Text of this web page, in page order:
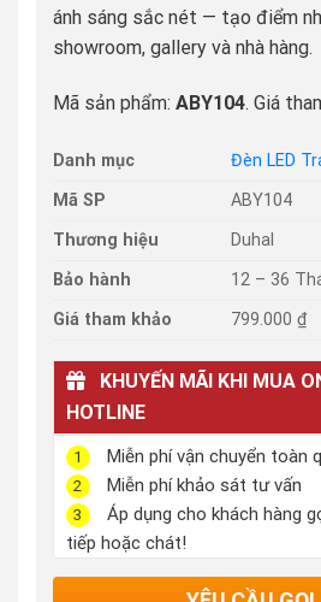
ánh sáng sắc nét — tạo điểm
showroom, gallery và nhà hàng.
Mã sản phẩm: ABY104. Giá
Danh mục
Đèn LED
Mã SP
ABY104
Thương hiệu
Duhal
Bảo hành
12 – 36
Giá tham khảo
799.000 ₫
KHUYẾN MÃI KHI MUA
HOTLINE
1 Miễn phí vận chuyển toàn
2 Miễn phí khảo sát tư vấn
3
Áp dụng cho khách hàng
tiếp hoặc chát!